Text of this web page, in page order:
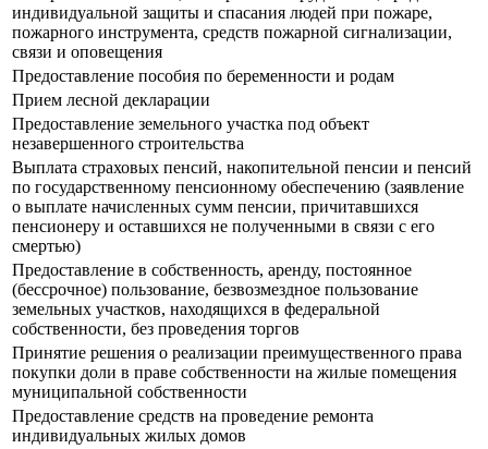
индивидуальной защиты и спасания людей при пожаре,
пожарного инструмента, средств пожарной сигнализации,
связи и оповещения
Предоставление пособия по беременности и родам
Прием лесной декларации
Предоставление земельного участка под объект
незавершенного строительства
Выплата страховых пенсий, накопительной пенсии и пенсий
по государственному пенсионному обеспечению (заявление
о выплате начисленных сумм пенсии, причитавшихся
пенсионеру и оставшихся не полученными в связи с его
смертью)
Предоставление в собственность, аренду, постоянное
(бессрочное) пользование, безвозмездное пользование
земельных участков, находящихся в федеральной
собственности, без проведения торгов
Принятие решения о реализации преимущественного права
покупки доли в праве собственности на жилые помещения
муниципальной собственности
Предоставление средств на проведение ремонта
индивидуальных жилых домов